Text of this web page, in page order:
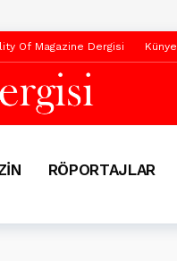
Of Magazine Dergisi Künye
RÖPORTAJLAR